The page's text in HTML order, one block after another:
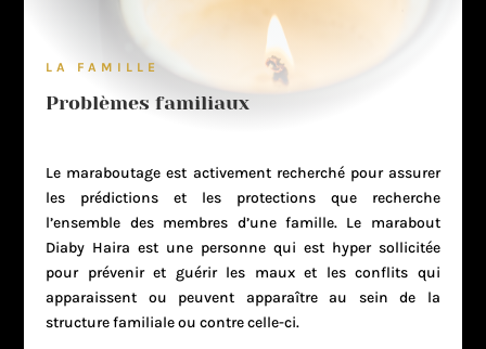
LA FAMILLE
Problèmes familiaux
Le maraboutage est activement recherché pour assurer
les prédictions et les protections que recherche
l’ensemble des membres d’une famille. Le marabout
Diaby Haira est une personne qui est hyper sollicitée
pour prévenir et guérir les maux et les conflits qui
apparaissent ou peuvent apparaître au sein de la
structure familiale ou contre celle-ci.